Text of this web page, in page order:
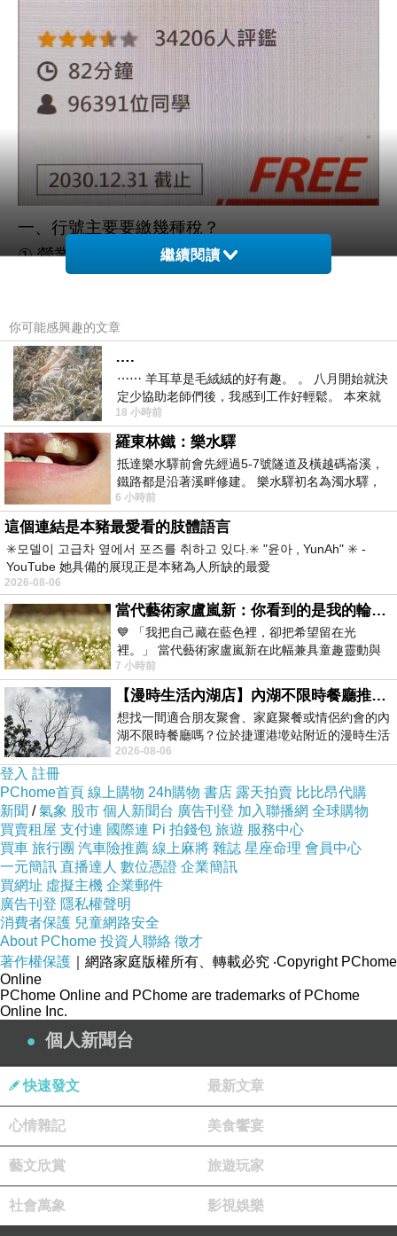
一、行號主要要繳幾種稅？
①營業稅（每
個月）
最常見稅率：一般：
_____________________________________
___
例子：你這兩個月收：100,000元
營業稅：100,000 × 5% = 5,000
_____________________________________
___
重點：你其實不是「真的被扣
進項
_____________________________________
___
②所得稅（每年）真正的「利潤稅」
_____________________________________
___
白話公式：
收入-成本 =利潤
利潤×稅率=所得稅
_____________________________________
___
稅率（簡單理解）：（依個人綜合所得）
•
小賺 →約5%～12%
• 中等 →12%～20%
• 大賺→20%
_____________________________________
___
③補充：小規模行號（小店）
如果你是很小的行號：可能不用開發票
稅務方式變成：
•
政府「估算」你收入
每月固定繳一點點稅
_____________________________________
___
二、重要觀念
錯誤想法：「我賺
=我的錢」
_____________________________________
繼續閱讀
你可能感興趣的文章
….
⋯⋯ 羊耳草是毛絨絨的好有趣。 。 八月開始就決
定少協助老師們後，我感到工作好輕鬆。 本來就
不是我的工作啊。 真
18 小時前
羅東林鐵：樂水驛
抵達樂水驛前會先經過5-7號隧道及橫越碼崙溪，
鐵路都是沿著溪畔修建。 樂水驛初名為濁水驛，
但因與臺鐵集集線車站同名，於1953
6 小時前
這個連結是本豬最愛看的肢體語言
✳️모델이 고급차 옆에서 포즈를 취하고 있다.✳️ "윤아 , YunAh" ✳️ -
YouTube 她具備的展現正是本豬為人所缺的最愛
2026-08-06
當代藝術家盧嵐新：你看到的是我的輪廓，還是你的故事？——藏在藍色裡的希望與光
💙 「我把自己藏在藍色裡，卻把希望留在光
裡。」 當代藝術家盧嵐新在此幅兼具童趣靈動與
抽象韻味的新作中，用湛藍的羽翼般色塊包覆著
7 小時前
【漫時生活內湖店】內湖不限時餐廳推薦｜捷運港墘站美食，聚餐、約會、家庭聚會首選，正餐甜點一次滿足
想找一間適合朋友聚會、家庭聚餐或情侶約會的內
湖不限時餐廳嗎？位於捷運港墘站附近的漫時生活
內湖店，從捷運站步行約4分鐘即可抵
2026-08-06
登入 註冊
PChome首頁 線上購物 24h購物 書店 露天拍賣 比比昂代購
新聞 /氣象 股市 個人新聞台 廣告刊登 加入聯播網 全球購物
買賣租屋 支付連 國際連 Pi 拍錢包 旅遊 服務中心
買車 旅行團 汽車險推薦 線上麻將 雜誌 星座命理 會員中心
一元簡訊 直播達人 數位憑證 企業簡訊
買網址 虛擬主機 企業郵件
廣告刊登 隱私權聲明
消費者保護 兒童網路安全
About PChome 投資人聯絡 徵才
著作權保護 ｜網路家庭版權所有、轉載必究 ‧Copyright PChome
Online
PChome Online and PChome are trademarks of PChome
Online Inc.
個人新聞台
快速發文 最新文章
心情雜記 美食饗宴
藝文欣賞 旅遊玩家
社會萬象 影視娛樂